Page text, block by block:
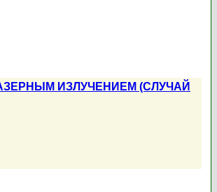
ИЗЛУЧЕНИЕМ (СЛУЧАЙ